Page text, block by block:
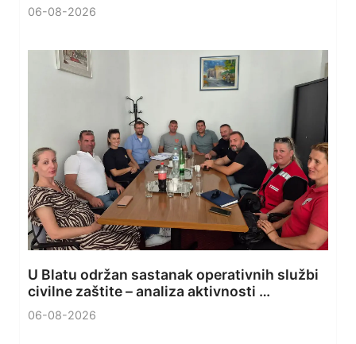
06-08-2026
U Blatu održan sastanak operativnih službi
civilne zaštite – analiza aktivnosti …
06-08-2026